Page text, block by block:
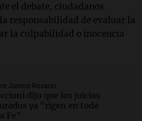
el debate, ciudadanos
responsabilidad de evaluar la
la culpabilidad o inocencia
Juntos Rosario
dijo que los juicios
ya "rigen en toda
Fe"